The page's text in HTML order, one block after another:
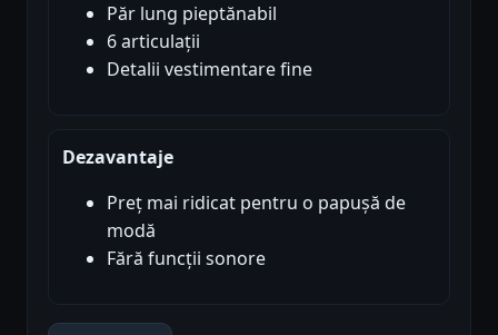
Păr lung pieptănabil
6 articulații
Detalii vestimentare fine
Dezavantaje
Preț mai ridicat pentru o papușă de
modă
Fără funcții sonore